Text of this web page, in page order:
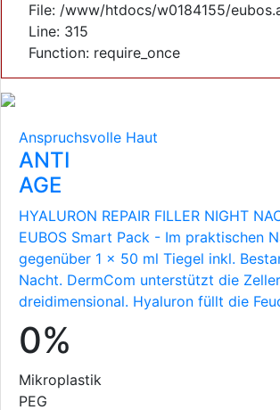
File: /www/htdocs/w0184155/
Line: 315
Function: require_once
Anspruchsvolle Haut
ANTI
AGE
HYALURON REPAIR FILLER NIGHT
EUBOS Smart Pack - Im praktischen
gegenüber 1 x 50 ml Tiegel inkl.
Nacht. DermCom unterstützt die
dreidimensional. Hyaluron füllt die
0%
Mikroplastik
PEG